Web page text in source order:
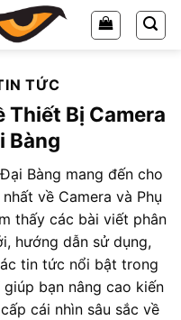
TỨC
Thiết Bị Camera
Bàng
Bàng mang đến cho
về Camera và Phụ
thấy các bài viết phân
hướng dẫn sử dụng,
tin tức nổi bật trong
bạn nâng cao kiến
cái nhìn sâu sắc về